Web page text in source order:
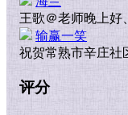
王歌＠老师晚上好
输赢一笑
祝贺常熟市辛庄社
评分